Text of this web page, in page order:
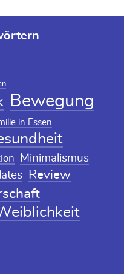
Bewegung
in Essen
Minimalismus
Review